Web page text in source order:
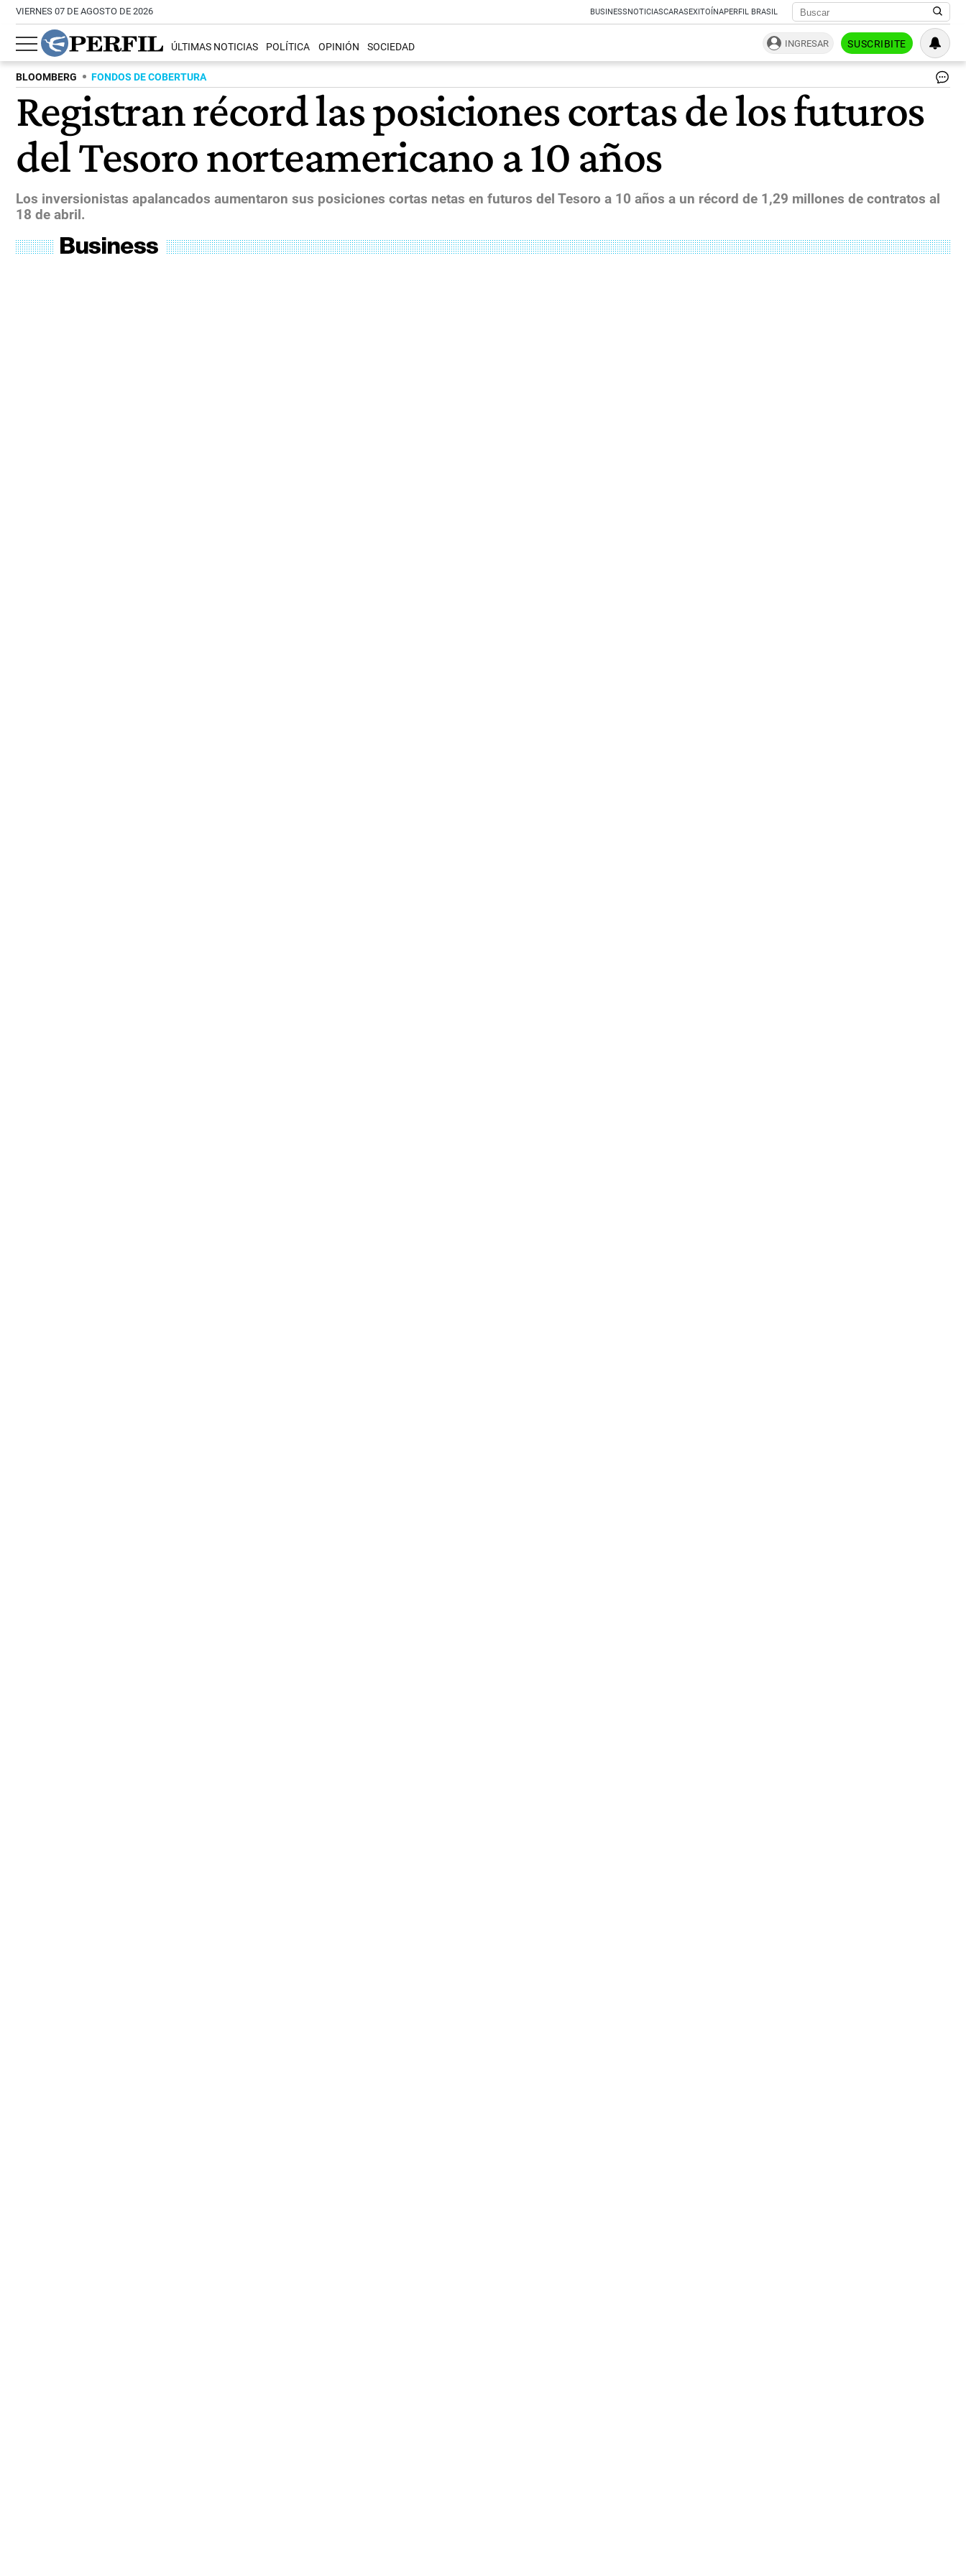
VIERNES 07 DE AGOSTO DE 2026 BUSINESSNOTICIASCARASEXITOÍNAPERFIL BRASIL
ÚLTIMAS NOTICIAS POLÍTICA OPINIÓN SOCIEDAD INGRESAR SUSCRIBITE
BLOOMBERG FONDOS DE COBERTURA
Registran récord las posiciones cortas de los futuros
del Tesoro norteamericano a 10 años
Los inversionistas apalancados aumentaron sus posiciones cortas netas en futuros del Tesoro a 10 años a un récord de 1,29 millones de contratos al
18 de abril.